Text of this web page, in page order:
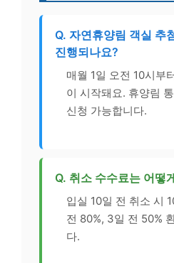
Q. 자연휴양림 객실 추
진행되나요?
매월 1일 오전 10시부
이 시작돼요. 휴양림
신청 가능합니다.
Q. 취소 수수료는 어떻
입실 10일 전 취소 시
전 80%, 3일 전 50%
다.